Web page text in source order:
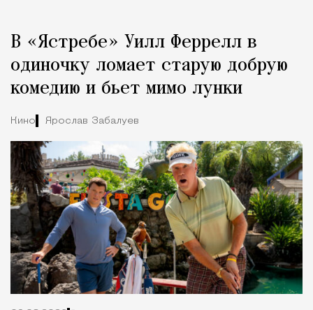
Город
В «Ястребе» Уилл Феррелл в
одиночку ломает старую добрую
комедию и бьет мимо лунки
Кино Ярослав Забалуев